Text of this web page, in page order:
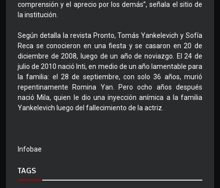
comprensión y el aprecio por los demás”, señala el sitio de
la institución.
Según detalla la revista Pronto, Tomás Yankelevich y Sofía
Reca se conocieron en una fiesta y se casaron en 20 de
diciembre de 2008, luego de un año de noviazgo. El 24 de
julio de 2010 nació Inti, en medio de un año lamentable para
la familia: el 28 de septiembre, con solo 36 años, murió
repentinamente Romina Yan. Pero ocho años después
nació Mila, quien le dio una inyección anímica a la familia
Yankelevich luego del fallecimiento de la actriz.
Infobae
TAGS